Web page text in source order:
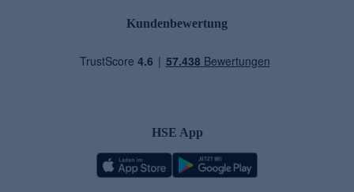
Kundenbewertung
HSE App